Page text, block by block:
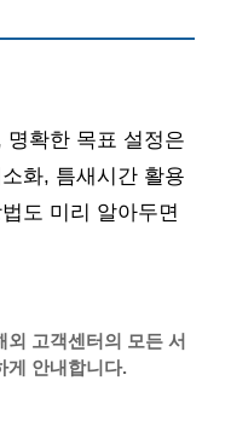
명확한 목표 설정은
화, 틈새시간 활용
도 미리 알아두면
고객센터의 모든 서
게 안내합니다.